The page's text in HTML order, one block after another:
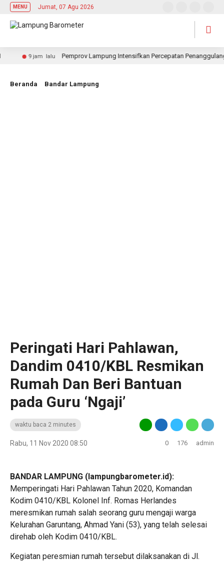
MENU Jumat, 07 Agu 2026
9 jam lalu Pemprov Lampung Intensifkan Percepatan Penanggulangan
Beranda Bandar Lampung
Peringati Hari Pahlawan,
Dandim 0410/KBL Resmikan
Rumah Dan Beri Bantuan
pada Guru ‘Ngaji’
waktu baca 2 minutes
Rabu, 11 Nov 2020 08:50 0 176 admin
BANDAR LAMPUNG (lampungbarometer.id):
Memperingati Hari Pahlawan Tahun 2020, Komandan
Kodim 0410/KBL Kolonel Inf. Romas Herlandes
meresmikan rumah salah seorang guru mengaji warga
Kelurahan Garuntang, Ahmad Yani (53), yang telah selesai
direhab oleh Kodim 0410/KBL.
Kegiatan peresmian rumah tersebut dilaksanakan di Jl.